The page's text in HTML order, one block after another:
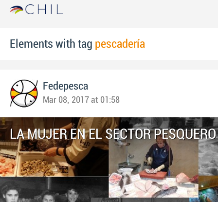
Elements with tag pescadería
Fedepesca
Mar 08, 2017 at 01:58
LA MUJER EN EL SECTOR PESQUERO